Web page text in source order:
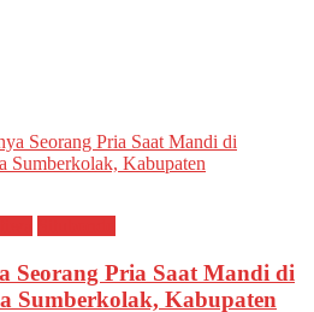
Seorang Pria Saat Mandi di
Sumberkolak, Kabupaten